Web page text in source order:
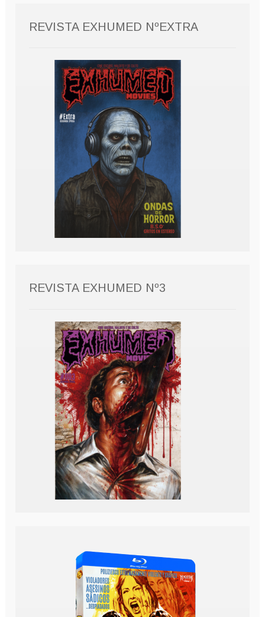
REVISTA EXHUMED NºEXTRA
REVISTA EXHUMED Nº3